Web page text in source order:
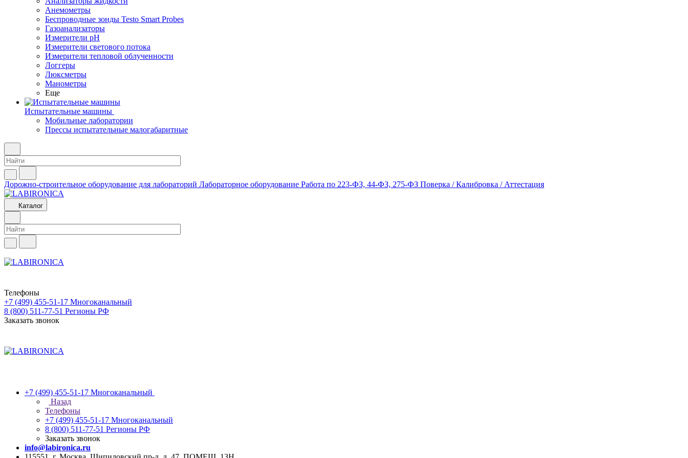
Анемометры
Беспроводные зонды Testo Smart Probes
Газоанализаторы
Измерители pH
Измерители светового потока
Измерители тепловой облученности
Логгеры
Люксметры
Манометры
Еще
Испытательные машины
Мобильные лаборатории
Прессы испытательные малогабаритные
Дорожно-строительное оборудование для лабораторий Лабораторное оборудование Работа по 223-ФЗ, 44-ФЗ, 275-ФЗ Поверка / Калибровка / Аттестация
Каталог
Телефоны
+7 (499) 455-51-17 Многоканальный
8 (800) 511-77-51 Регионы РФ
Заказать звонок
+7 (499) 455-51-17 Многоканальный
Назад
Телефоны
+7 (499) 455-51-17 Многоканальный
8 (800) 511-77-51 Регионы РФ
Заказать звонок
info@labironica.ru